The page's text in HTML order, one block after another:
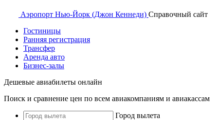
Аэропорт Нью-Йорк (Джон Кеннеди) Справочный сайт
Гостиницы
Ранняя регистрация
Трансфер
Аренда авто
Бизнес-залы
Дешевые авиабилеты онлайн
Поиск и сравнение цен по всем авиакомпаниям и авиакассам
Город вылета